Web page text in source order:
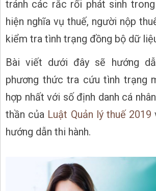
tránh các rắc rối phát sinh
hiện nghĩa vụ thuế, người nộp
kiểm tra tình trạng đồng bộ dữ
Bài viết dưới đây sẽ hướng
phương thức tra cứu tình trạng
hợp nhất với số định danh cá
thần của Luật Quản lý thuế 2019
hướng dẫn thi hành.